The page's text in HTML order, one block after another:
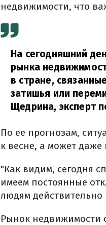
недвижимости, что
На сегодняшний
рынка
в стране,
затишья или
Щедрина, эксперт
По ее прогнозам,
к весне, а может даже
"Как видим, сегодня
имеем постоянные
людям действительно
Рынок недвижимости